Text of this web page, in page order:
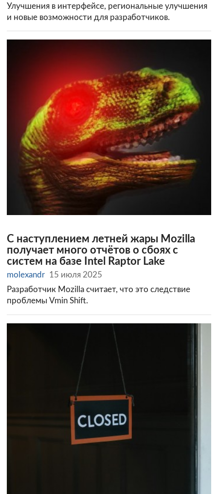
Улучшения в интерфейсе, региональные улучшения
и новые возможности для разработчиков.
С наступлением летней жары Mozilla
получает много отчётов о сбоях с
систем на базе Intel Raptor Lake
molexandr 15 июля 2025
Разработчик Mozilla считает, что это следствие
проблемы Vmin Shift.